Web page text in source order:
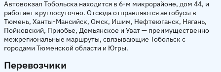
Автовокзал Тобольска находится в 6-м микрорайоне, дом 44, и
работает круглосуточно. Отсюда отправляются автобусы в
Тюмень, Ханты-Мансийск, Омск, Ишим, Нефтеюганск, Нягань,
Пойковский, Приобье, Демьянское и Уват — преимущественно
межрегиональные маршруты, связывающие Тобольск с
городами Тюменской области и Югры.
Перевозчики